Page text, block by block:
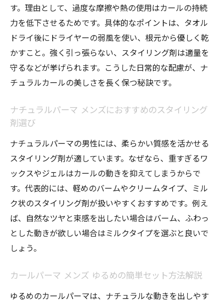
す。理由として、過度な摩擦や熱の使用はカールの持続
力を低下させるためです。具体的なポイントは、タオル
ドライ後にドライヤーの弱風を使い、根元から優しく乾
かすこと。強く引っ張らない、スタイリング剤は適量を
守るなどが挙げられます。こうした日常的な配慮が、ナ
チュラルカールの美しさを長く保つ秘訣です。
ナチュラルパーマ メンズにおすすめのスタイリング
剤選び
ナチュラルパーマの男性には、柔らかい質感を活かせる
スタイリング剤が適しています。なぜなら、重すぎるワ
ックスやジェルはカールの動きを抑えてしまうからで
す。代表的には、軽めのバームやクリームタイプ、ミル
ク状のスタイリング剤が扱いやすくおすすめです。例え
ば、自然なツヤと束感を出したい場合はバーム、ふわっ
とした動きが欲しい場合はミルクタイプを選ぶと良いで
しょう。
カールパーマ メンズ ゆるめの簡単セット方法解説
ゆるめのカールパーマは、ナチュラルな動きを出しやす